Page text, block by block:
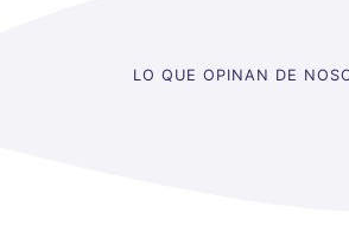
LO QUE OPINAN DE